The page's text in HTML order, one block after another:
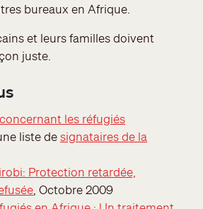
bureaux en Afrique.
et leurs familles doivent
juste.
les réfugiés
liste designataires de la
Protection retardée,
, Octobre 2009